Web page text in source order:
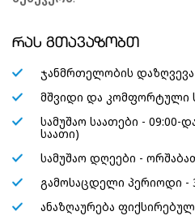
რას გთავაზობთ
ჯანმრთელობის დაზღვევა
მშვიდი და კომფორტული
სამუშაო საათები - 09:00-
საათი)
სამუშაო დღეები -
გამოსაცდელი პერიოდი -
ანაზღაურება